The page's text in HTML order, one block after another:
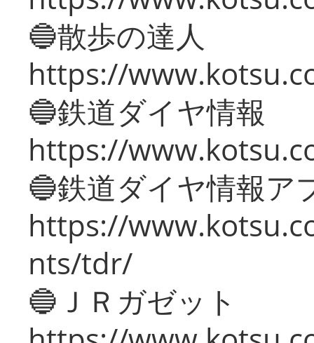
🔵散歩の達人
https://
🔵鉄道ダイヤ情報
https://
🔵鉄道ダイヤ情報ア
https://
nts/tdr/
🔵ＪＲガゼット